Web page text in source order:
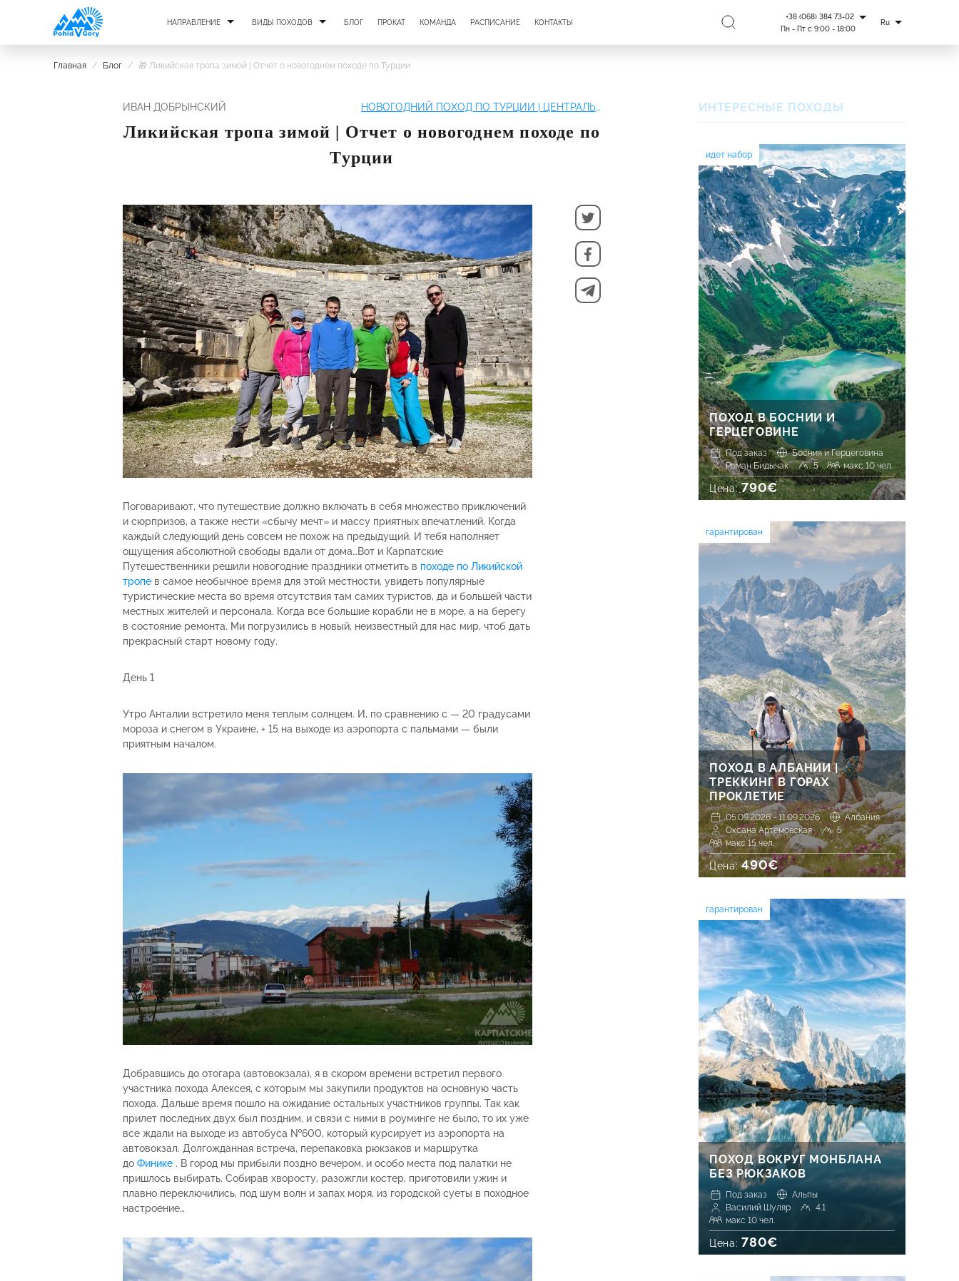
НАПРАВЛЕНИЕ ВИДЫ ПОХОДОВ БЛОГ ПРОКАТ КОМАНДА РАСПИСАНИЕ КОНТАКТЫ
+38 (068) 384 73-02
Пн - Пт с 9:00 - 18:00
Ru
Главная / Блог / 🎁 Ликийская тропа зимой | Отчет о новогоднем походе по Турции
ИВАН ДОБРЫНСКИЙ НОВОГОДНИЙ ПОХОД ПО ТУРЦИИ | ЦЕНТРАЛЬНАЯ ЛИКИЯ
Ликийская тропа зимой | Отчет о новогоднем походе по
Турции
Поговаривают, что путешествие должно включать в себя множество приключений
и сюрпризов, а также нести «сбычу мечт» и массу приятных впечатлений. Когда
каждый следующий день совсем не похож на предыдущий. И тебя наполняет
ощущения абсолютной свободы вдали от дома…Вот и Карпатские
Путешественники решили новогодние праздники отметить в походе по Ликийской
тропе в самое необычное время для этой местности, увидеть популярные
туристические места во время отсутствия там самих туристов, да и большей части
местных жителей и персонала. Когда все большие корабли не в море, а на берегу
в состояние ремонта. Ми погрузились в новый, неизвестный для нас мир, чтоб дать
прекрасный старт новому году.
День 1
Утро Анталии встретило меня теплым солнцем. И, по сравнению с — 20 градусами
мороза и снегом в Украине, + 15 на выходе из аэропорта с пальмами — были
приятным началом.
Добравшись до отогара (автовокзала), я в скором времени встретил первого
участника похода Алексея, с которым мы закупили продуктов на основную часть
похода. Дальше время пошло на ожидание остальных участников группы. Так как
прилет последних двух был поздним, и связи с ними в роуминге не было, то их уже
все ждали на выходе из автобуса №600, который курсирует из аэропорта на
автовокзал. Долгожданная встреча, перепаковка рюкзаков и маршрутка
до Финике . В город мы прибыли поздно вечером, и особо места под палатки не
пришлось выбирать. Собирав хворосту, разожгли костер, приготовили ужин и
плавно переключились, под шум волн и запах моря, из городской суеты в походное
настроение…
ИНТЕРЕСНЫЕ ПОХОДЫ
идет набор
ПОХОД В БОСНИИ И
ГЕРЦЕГОВИНЕ
Под заказ
Босния и Герцеговина
Роман Бидычак
5 макс 10 чел.
Цена:790€
гарантирован
ПОХОД В АЛБАНИИ |
ТРЕККИНГ В ГОРАХ
ПРОКЛЕТИЕ
05.09.2026 - 11.09.2026
Албания
Оксана Артемовская
5
макс 15 чел.
Цена:490€
гарантирован
ПОХОД ВОКРУГ МОНБЛАНА
БЕЗ РЮКЗАКОВ
Под заказ
Альпы
Василий Шуляр
4.1
макс 10 чел.
Цена: 780€